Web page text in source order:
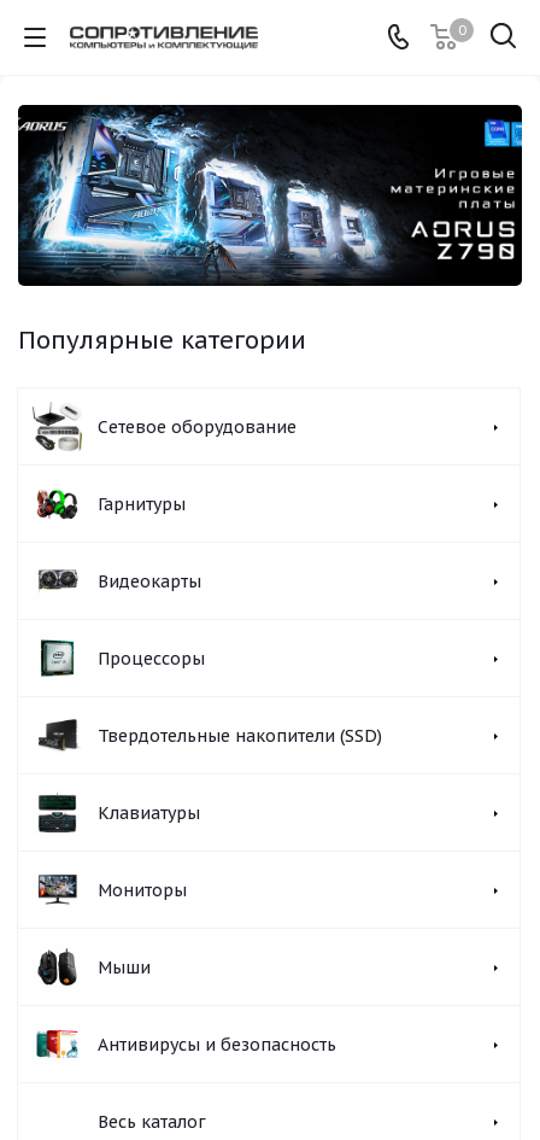
0
Популярные категории
Сетевое оборудование
Гарнитуры
Видеокарты
Процессоры
Твердотельные накопители (SSD)
Клавиатуры
Мониторы
Мыши
Антивирусы и безопасность
Весь каталог